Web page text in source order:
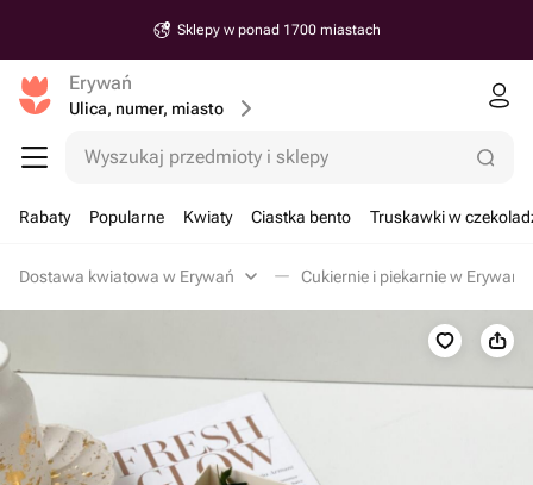
Sklepy w ponad 1700 miastach
Erywań
Ulica, numer, miasto
Wyszukaj przedmioty i sklepy
Rabaty Popularne Kwiaty Ciastka bento Truskawki w
Dostawa kwiatowa w Erywań Cukiernie i piekarnie w Erywań